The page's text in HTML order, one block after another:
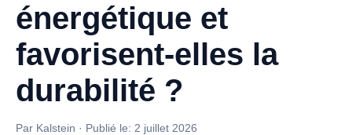
énergétique et
favorisent-elles la
durabilité ?
Par Kalstein · Publié le: 2 juillet 2026